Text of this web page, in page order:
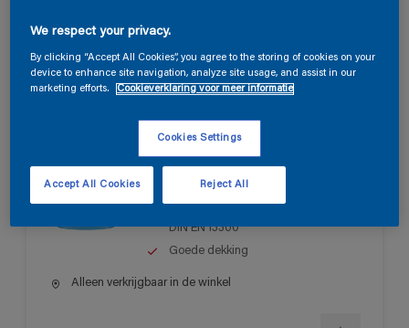
Filter
Matte, oplosmiddelvrije muurverf
voor binnen
DIN EN 13300
Goede dekking
Alleen verkrijgbaar in de winkel
We respect your privacy.
By clicking “Accept All Cookies”, you agree to the storing of cookies on your
device to enhance site navigation, analyze site usage, and assist in our
marketing efforts.
Cookieverklaring voor meer informatie
Cookies Settings
Reject All
Accept All Cookies